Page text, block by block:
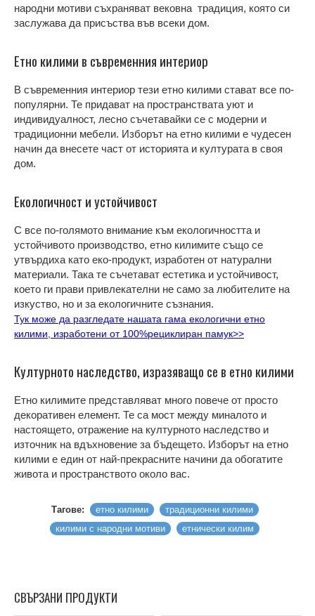
народни мотиви съхраняват вековна традиция, която си
заслужава да присъства във всеки дом.
Етно килими в съвременния интериор
В съвременния интериор тези етно килими стават все по-
популярни. Те придават на пространствата уют и
индивидуалност, лесно съчетавайки се с модерни и
традиционни мебели. Изборът на етно килими е чудесен
начин да внесете част от историята и културата в своя
дом.
Екологичност и устойчивост
С все по-голямото внимание към екологичността и
устойчивото производство, етно килимите също се
утвърдиха като еко-продукт, изработен от натурални
материали. Така те съчетават естетика и устойчивост,
което ги прави привлекателни не само за любителите на
изкуство, но и за екологичните съзнания.
Тук може да разгледате нашата гама екологични етно
килими, изработени от 100%рециклиран памук>>
Културното наследство, изразяващо се в етно килими
Етно килимите представляват много повече от просто
декоративен елемент. Те са мост между миналото и
настоящето, отражение на културното наследство и
източник на вдъхновение за бъдещето. Изборът на етно
килими е един от най-прекрасните начини да обогатите
живота и пространството около вас.
Тагове: етно килими
традиционни килими
килими с народни мотиви
етнически килим
СВЪРЗАНИ ПРОДУКТИ